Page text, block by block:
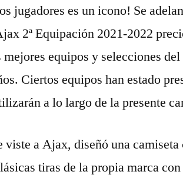
jugadores es un icono! Se
2ª Equipación 2021-2022
equipos y selecciones
Ciertos equipos han estado
a lo largo de la presente
viste a Ajax, diseñó una camiseta
tiras de la propia marca